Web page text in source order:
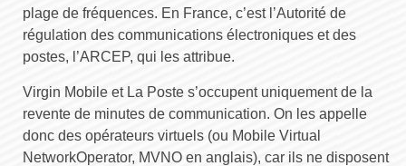
plage de fréquences. En France, c’est l’Autorité de
régulation des communications électroniques et des
postes, l’ARCEP, qui les attribue.
Virgin Mobile et La Poste s’occupent uniquement de la
revente de minutes de communication. On les appelle
donc des opérateurs virtuels (ou Mobile Virtual
NetworkOperator, MVNO en anglais), car ils ne disposent